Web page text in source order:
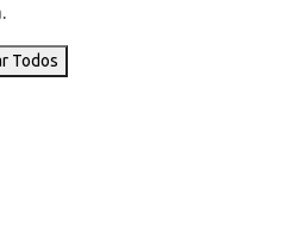
Todos